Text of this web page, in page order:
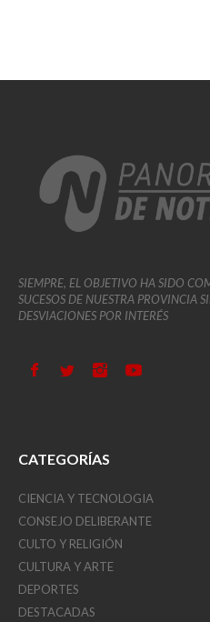
SIEMPRE, EL OBJETIVO HA SIDO
SUCESOS DE NUESTRA PROVINCIA
DESVIACIONES POR INTERÉS
CATEGORÍAS
CIENCIA Y TECNOLOGIA
CONSEJO DELIBERANTE
CULTO Y RELIGIÓN
CULTURA Y ARTE
DEPORTES
DESTACADAS